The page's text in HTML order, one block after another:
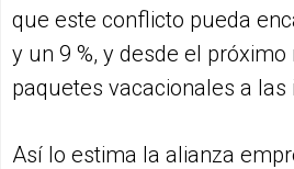
que este conflicto pueda
y un 9 %, y desde el
paquetes vacacionales a las
Así lo estima la alianza